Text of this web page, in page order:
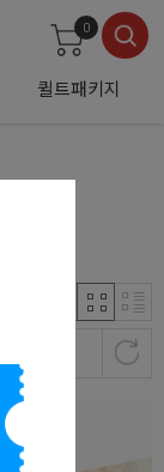
퀼트패키지
0
순